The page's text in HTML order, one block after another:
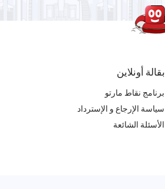
بقالة أونلاين
برنامج نقاط مارتو
سياسة الإرجاع و الإسترداد
الأسئلة الشائعة